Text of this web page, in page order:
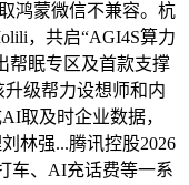
鸿蒙微信不兼容。杭
，共启“AGI4S算力
帮眠专区及首款支撑
升级帮力设想师和内
取及时企业数据，
林强...腾讯控股2026
车、AI充话费等一系